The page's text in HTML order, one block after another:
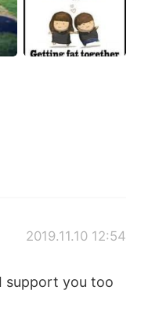
2019.11.10 12:54
support you too